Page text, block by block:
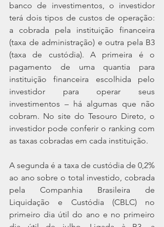
banco de investimentos, o investidor
terá dois tipos de custos de operação:
a cobrada pela instituição financeira
(taxa de administração) e outra pela B3
(taxa de custódia). A primeira é o
pagamento de uma quantia para
instituição financeira escolhida pelo
investidor para operar seus
investimentos – há algumas que não
cobram. No site do Tesouro Direto, o
investidor pode conferir o ranking com
as taxas cobradas em cada instituição.
A segunda é a taxa de custódia de 0,2%
ao ano sobre o total investido, cobrada
pela Companhia Brasileira de
Liquidação e Custódia (CBLC) no
primeiro dia útil do ano e no primeiro